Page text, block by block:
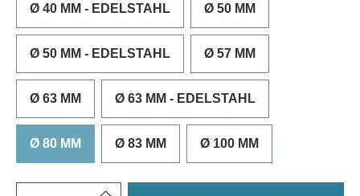
Ø 40 MM - EDELSTAHL Ø 50 MM
Ø 50 MM - EDELSTAHL Ø 57 MM
Ø 63 MM Ø 63 MM - EDELSTAHL
Ø 80 MM Ø 83 MM Ø 100 MM